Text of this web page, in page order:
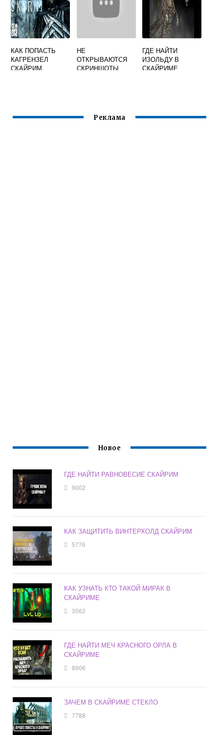
КАК ПОПАСТЬ
КАГРЕНЗЕЛ
СКАЙРИМ
НЕ
ОТКРЫВАЮТСЯ
СКРИНШОТЫ
ГДЕ НАЙТИ
ИЗОЛЬДУ В
СКАЙРИМЕ
Реклама
Новое
ГДЕ НАЙТИ РАВНОВЕСИЕ СКАЙРИМ
9002
КАК ЗАЩИТИТЬ ВИНТЕРХОЛД СКАЙРИМ
5776
КАК УЗНАТЬ КТО ТАКОЙ МИРАК В
СКАЙРИМЕ
3562
ГДЕ НАЙТИ МЕЧ КРАСНОГО ОРЛА В
СКАЙРИМЕ
8906
ЗАЧЕМ В СКАЙРИМЕ СТЕКЛО
7788